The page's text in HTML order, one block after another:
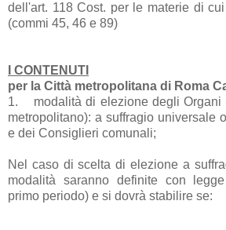
dell'art. 118 Cost. per le materie di
(commi 45, 46 e 89)
I CONTENUTI
per la Città metropolitana di Roma
1.
modalità di elezione degli
metropolitano): a suffragio universale
e dei Consiglieri comunali;
Nel caso di scelta di elezione a
modalità saranno definite con
primo periodo) e si dovrà stabilire se: